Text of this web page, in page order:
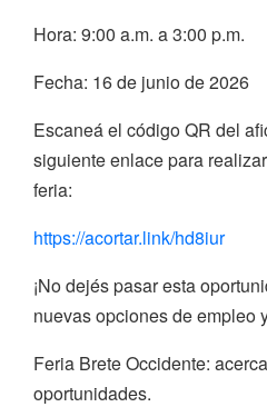
Hora: 9:00 a.m. a 3:00 p.m.
Fecha: 16 de junio de 2026
Escaneá el código QR del
siguiente enlace para
feria:
https://acortar.link/hd8iur
¡No dejés pasar esta
nuevas opciones de empleo
Feria Brete Occidente:
oportunidades.